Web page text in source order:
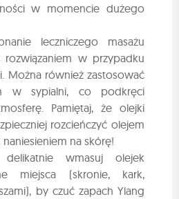
w momencie dużego
leczniczego masażu
w przypadku
Można również zastosować
w sypialni, co podkręci
Pamiętaj, że olejki
rozcieńczyć olejem
na skórę!
wmasuj olejek
miejsca (skronie, kark,
by czuć zapach Ylang